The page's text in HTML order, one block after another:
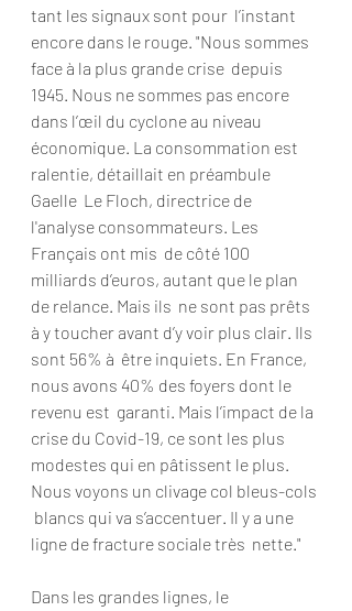
tant les signaux sont pour  l’instant
encore dans le rouge. "Nous sommes
face à la plus grande crise  depuis
1945. Nous ne sommes pas encore
dans l’œil du cyclone au niveau
économique. La consommation est
ralentie, détaillait en préambule
Gaelle  Le Floch, directrice de
l'analyse consommateurs. Les
Français ont mis  de côté 100
milliards d’euros, autant que le plan
de relance. Mais ils  ne sont pas prêts
à y toucher avant d’y voir plus clair. Ils
sont 56% à  être inquiets. En France,
nous avons 40% des foyers dont le
revenu est  garanti. Mais l’impact de la
crise du Covid-19, ce sont les plus
modestes qui en pâtissent le plus.
Nous voyons un clivage col bleus-cols
blancs qui va s’accentuer. Il y a une
ligne de fracture sociale très  nette."
Dans les grandes lignes, le